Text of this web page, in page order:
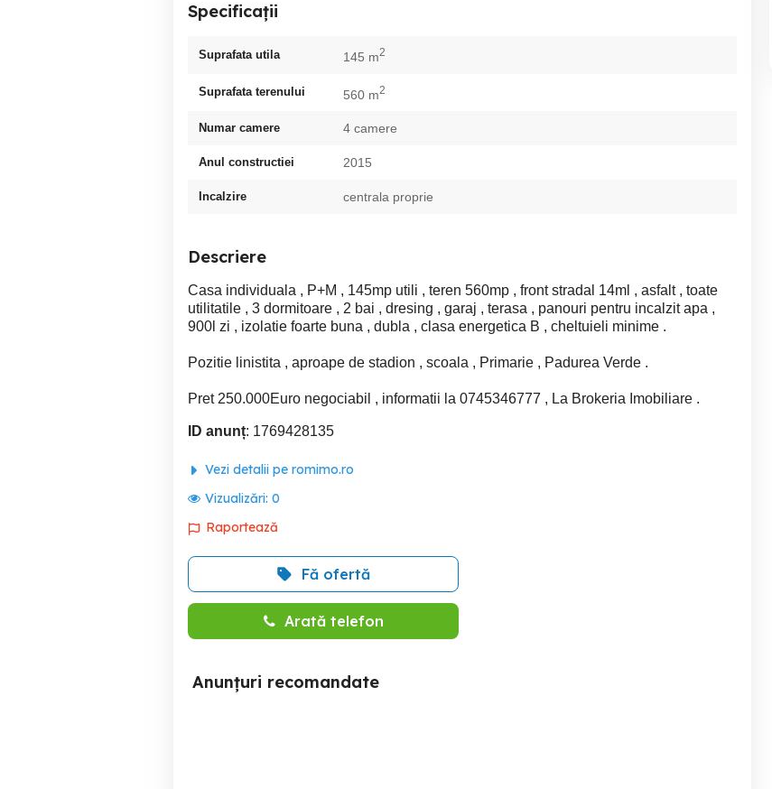
Specificații
Suprafata utila 145 m2
Suprafata terenului 560 m2
Numar camere 4 camere
Anul constructiei 2015
Incalzire centrala proprie
Descriere
Casa individuala , P+M , 145mp utili , teren 560mp , front stradal 14ml , asfalt , toate
utilitatile , 3 dormitoare , 2 bai , dresing , garaj , terasa , panouri pentru incalzit apa ,
900l zi , izolatie foarte buna , dubla , clasa energetica B , cheltuieli minime .
Pozitie linistita , aproape de stadion , scoala , Primarie , Padurea Verde .
Pret 250.000Euro negociabil , informatii la 0745346777 , La Brokeria Imobiliare .
ID anunț: 1769428135
Vezi detalii pe romimo.ro
Vizualizări: 0
Raportează
Fă ofertă
Arată telefon
Anunțuri recomandate